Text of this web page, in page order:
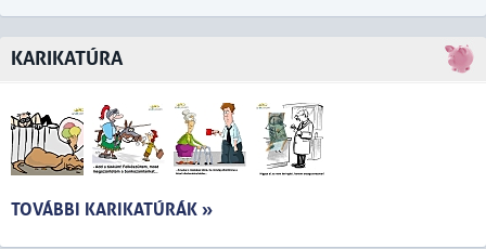
KARIKATÚRA
TOVÁBBI KARIKATÚRÁK »